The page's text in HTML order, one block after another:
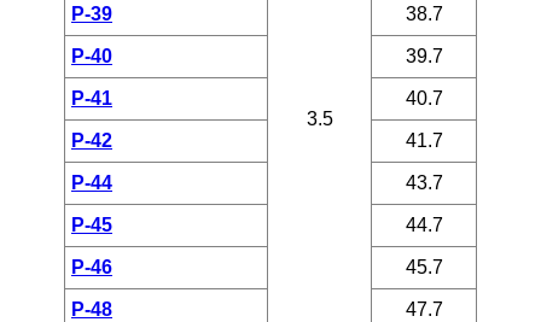
3.5
P-39 38.7
P-40 39.7
P-41 40.7
P-42 41.7
P-44 43.7
P-45 44.7
P-46 45.7
P-48 47.7